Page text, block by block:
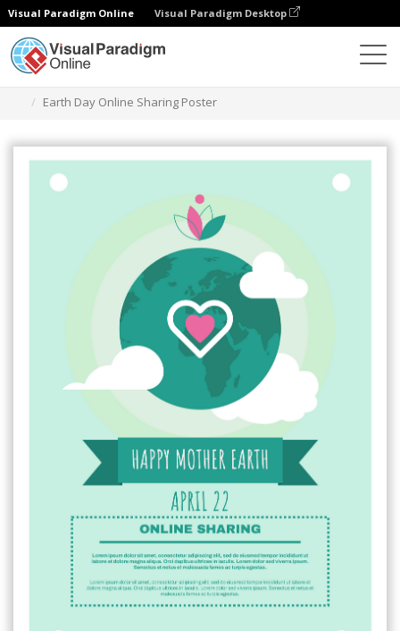
Visual Paradigm Online Visual Paradigm Desktop
Earth Day Online Sharing Poster